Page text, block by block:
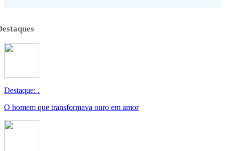
Destaque: .
O homem que transformava ouro em amor